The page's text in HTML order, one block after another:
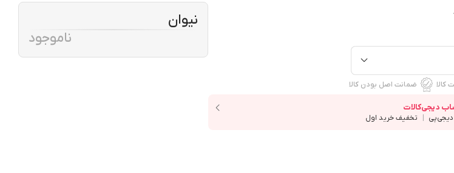
ضمانت اصل بودن کالا
نیوان
ناموجود